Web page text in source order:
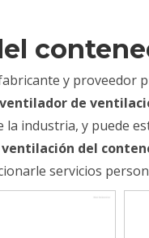
y proveedor
ventilador de
industria, y puede
del
servicios